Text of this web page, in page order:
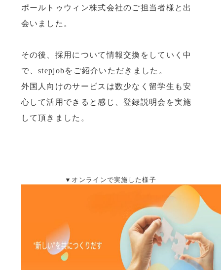
ポールトゥウィン株式会社のご担当者様と出
会いました。
その後、採用について情報交換をしていく中
で、stepjobをご紹介いただきました。
外国人向けのサービスは数少なく留学生も安
心して活用できると感じ、登録説明会を実施
して頂きました。
▼オンラインで実施した様子